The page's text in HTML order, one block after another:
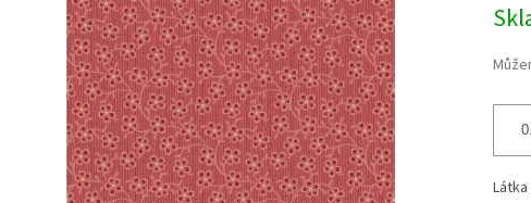
hvězdiček.
cena: